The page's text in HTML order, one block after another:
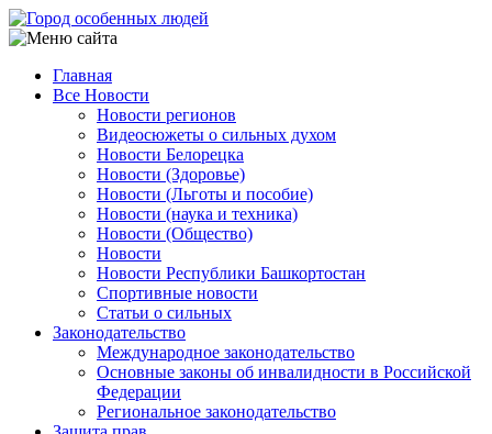
Перейти
к
содержанию
Main
navigation
Главная
Все Новости
Новости регионов
Видеосюжеты о сильных духом
Новости Белорецка
Новости (Здоровье)
Новости (Льготы и пособие)
Новости (наука и техника)
Новости (Общество)
Новости
Новости Республики Башкортостан
Спортивные новости
Статьи о сильных
Законодательство
Международное законодательство
Основные законы об инвалидности в Российской
Федерации
Региональное законодательство